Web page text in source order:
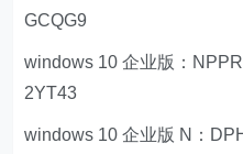
GCQG9
windows 10 企业版：
2YT43
windows 10 企业版 N：